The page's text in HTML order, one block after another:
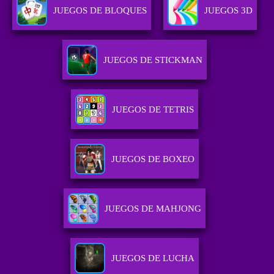
JUEGOS DE BLOQUES JUEGOS 3D
JUEGOS DE STICKMAN
JUEGOS DE TETRIS
JUEGOS DE BOXEO
JUEGOS DE MAHJONG
JUEGOS DE LUCHA